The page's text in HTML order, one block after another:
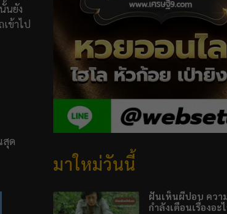
นยัง
เข้าไป
สุด
มาใหม่วันนี้
ฝันเห็นผีปอบ ควา
กำลังเตือนเรื่องอะ